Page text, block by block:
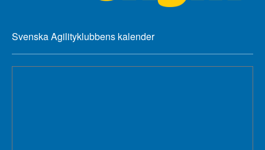
Svenska Agilityklubbens kalender